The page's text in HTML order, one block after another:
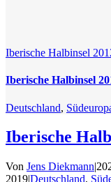
Iberische Halbinsel
Iberische Halbinsel
Deutschland,
Iberische
Von Jens Diekmann|
2019|Deutschland,